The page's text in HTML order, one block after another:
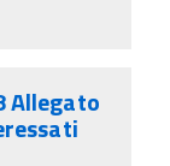
Allegato